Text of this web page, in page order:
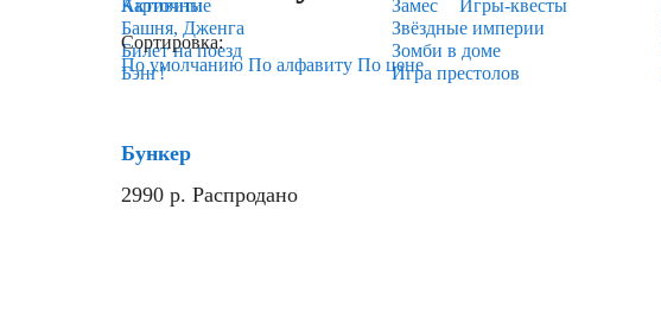
Карточные
Игры-квесты
Активити
Башня, Дженга
Билет на поезд
Бэнг!
Замес
Звёздные империи
Зомби в доме
Игра престолов
Сортировка:
По умолчанию По алфавиту По цене
Бункер
2990 р. Распродано